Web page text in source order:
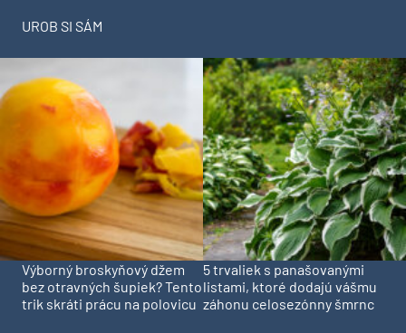
UROB SI SÁM
Výborný broskyňový džem
bez otravných šupiek? Tento
trik skráti prácu na polovicu
5 trvaliek s panašovanými
listami, ktoré dodajú vášmu
záhonu celosezónny šmrnc